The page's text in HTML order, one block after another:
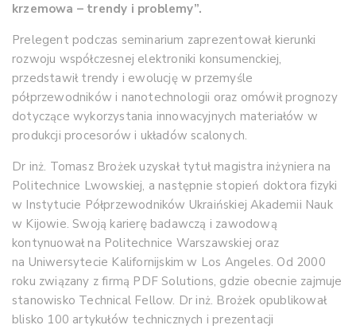
krzemowa – trendy i problemy”.
Prelegent podczas seminarium zaprezentował kierunki
rozwoju współczesnej elektroniki konsumenckiej,
przedstawił trendy i ewolucję w przemyśle
półprzewodników i nanotechnologii oraz omówił prognozy
dotyczące wykorzystania innowacyjnych materiałów w
produkcji procesorów i układów scalonych.
Dr inż. Tomasz Brożek uzyskał tytuł magistra inżyniera na
Politechnice Lwowskiej, a następnie stopień doktora fizyki
w Instytucie Półprzewodników Ukraińskiej Akademii Nauk
w Kijowie. Swoją karierę badawczą i zawodową
kontynuował na Politechnice Warszawskiej oraz
na Uniwersytecie Kalifornijskim w Los Angeles. Od 2000
roku związany z firmą PDF Solutions, gdzie obecnie zajmuje
stanowisko Technical Fellow. Dr inż. Brożek opublikował
blisko 100 artykułów technicznych i prezentacji